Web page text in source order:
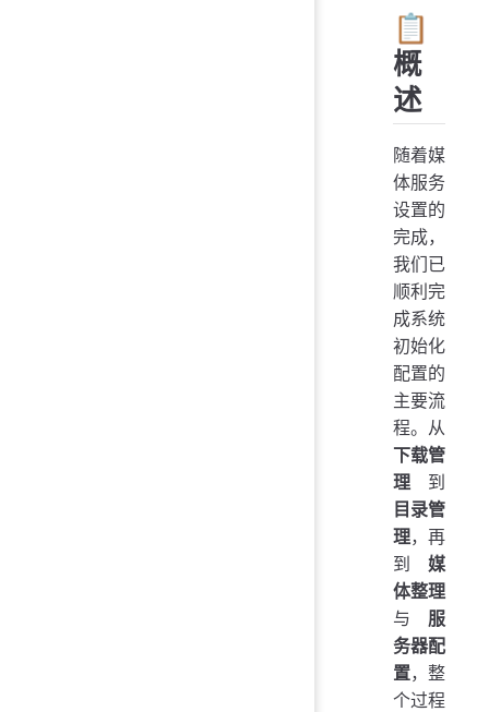
📋
概
述
随着媒
体服务
设置的
完成，
我们已
顺利完
成系统
初始化
配置的
主要流
程。从
下载管
理
到
目录管
理，再
到 媒
体整理
与 服
务器配
置，整
个过程